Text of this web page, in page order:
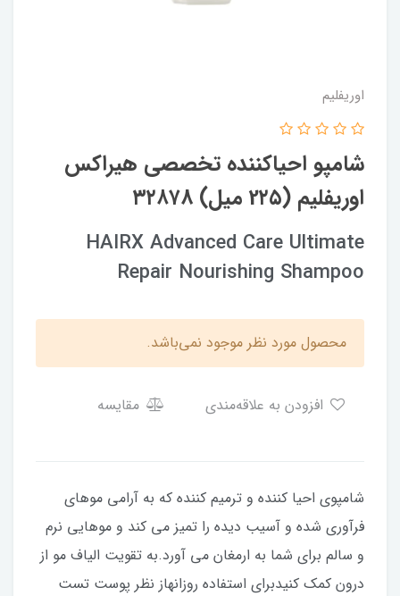
اوریفلیم
شامپو احیاکننده تخصصی هیراکس
اوریفلیم (2۲۵ میل) ۳۲۸۷8
HAIRX Advanced Care Ultimate
Repair Nourishing Shampoo
محصول مورد نظر موجود نمی‌باشد.
مقایسه
شامپوی احیا کننده و ترمیم کننده که به آرامی موهای
فرآوری شده و آسیب دیده را تمیز می کند و موهایی نرم
و سالم برای شما به ارمغان می آورد.به تقویت الیاف مو از
درون کمک کنیدبرای استفاده روزانهاز نظر پوست تست